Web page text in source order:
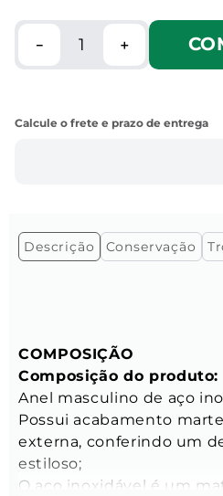
＋
－
Descrição Conservação
COMPOSIÇÃO
Composição do produto:
Anel masculino de aço
Possui acabamento
externa, conferindo um
estiloso;
O aço inoxidável é um